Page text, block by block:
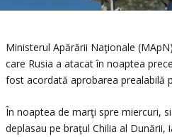
Ministerul Apărării Naţionale
care Rusia a atacat în noaptea
fost acordată aprobarea prealabilă
În noaptea de marţi spre miercuri,
deplasau pe braţul Chilia al